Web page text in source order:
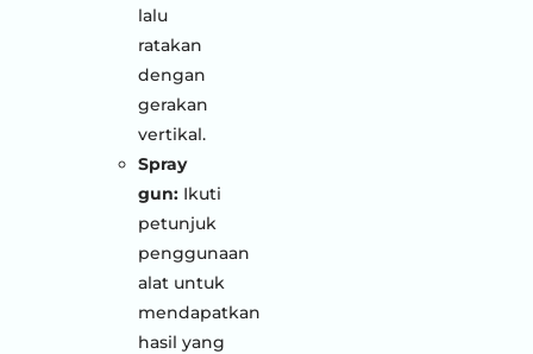
lalu
ratakan
dengan
gerakan
vertikal.
Spray
gun: Ikuti
petunjuk
penggunaan
alat untuk
mendapatkan
hasil yang